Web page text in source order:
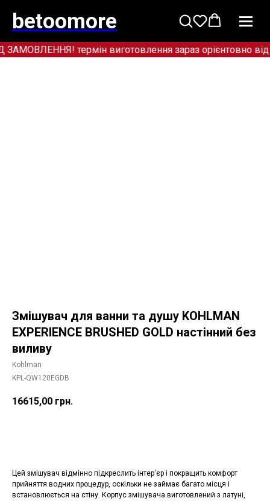
betoomore
термін виготовлення зараз орієнтовно від
Змішувач для ванни та душу KOHLMAN
EXPERIENCE BRUSHED GOLD настінний без
виливу
Kohlman
KPL-QW120EGDB
16615,00 грн.
Цей змішувач відмінно підкреслить інтер'єр і покращить комфорт
прийняття водних процедур, оскільки не займає багато місця і
встановлюється на стіну. Корпус змішувача виготовлений з латуні,